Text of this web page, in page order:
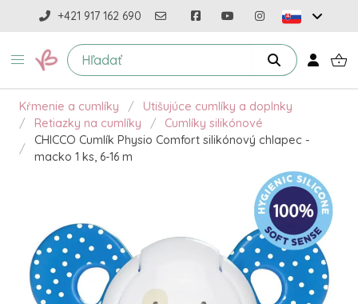
+421 917 162 690
Kŕmenie a cumlíky
Utišujúce cumlíky a doplnky
Retiazky na cumlíky
Cumlíky silikónové
CHICCO Cumlík Physio Comfort silikónový chlapec -
macko 1 ks, 6-16 m